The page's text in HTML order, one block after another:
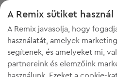
A Remix sütiket használ
A Remix javasolja, hogy
használatát, amelyek
segítenek, és amelyeket mi,
partnereink és elemzőink